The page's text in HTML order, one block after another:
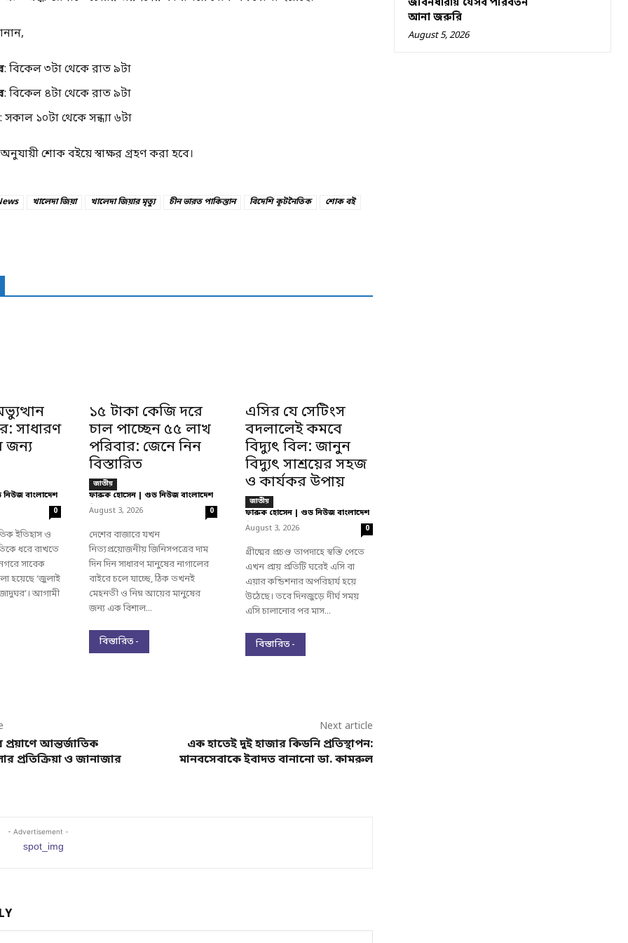
: বিকেল ৩টা থেকে রাত ৯টা
: বিকেল ৪টা থেকে রাত ৯টা
: সকাল ১০টা থেকে সন্ধ্যা ৬টা
শোক বইয়ে স্বাক্ষর গ্রহণ করা হবে।
খালেদা জিয়া খালেদা জিয়ার মৃত্যু চীন ভারত পাকিস্তান বিদেশি কূটনৈতিক শোক বই
সাধারণ
জন্য
বাংলাদেশ
0
ইতিহাস ও
ধরে রাখতে
সাবেক
হয়েছে ‘জুলাই
আগামী
১৫ টাকা কেজি দরে
চাল পাচ্ছেন ৫৫ লাখ
পরিবার: জেনে নিন
বিস্তারিত
জাতীয়
ফারুক হোসেন | গুড নিউজ বাংলাদেশ
-
August 3, 2026 0
দেশের বাজারে যখন
নিত্যপ্রয়োজনীয় জিনিসপত্রের দাম
দিন দিন সাধারণ মানুষের নাগালের
বাইরে চলে যাচ্ছে, ঠিক তখনই
মেহনতী ও নিম্ন আয়ের মানুষের
জন্য এক বিশাল...
বিস্তারিত -
এসির যে সেটিংস
বদলালেই কমবে
বিদ্যুৎ বিল: জানুন
বিদ্যুৎ সাশ্রয়ের সহজ
ও কার্যকর উপায়
জাতীয়
ফারুক হোসেন | গুড নিউজ বাংলাদেশ
-
August 3, 2026 0
গ্রীষ্মের প্রচণ্ড তাপদাহে স্বস্তি পেতে
এখন প্রায় প্রতিটি ঘরেই এসি বা
এয়ার কন্ডিশনার অপরিহার্য হয়ে
উঠেছে। তবে দিনজুড়ে দীর্ঘ সময়
এসি চালানোর পর মাস...
বিস্তারিত -
প্রয়াণে আন্তর্জাতিক
প্রতিক্রিয়া ও জানাজার
Next article
এক হাতেই দুই হাজার কিডনি প্রতিস্থাপন:
মানবসেবাকে ইবাদত বানানো ডা. কামরুল
- Advertisement -
জীবনধারায় যেসব পরিবর্তন
আনা জরুরি
August 5, 2026